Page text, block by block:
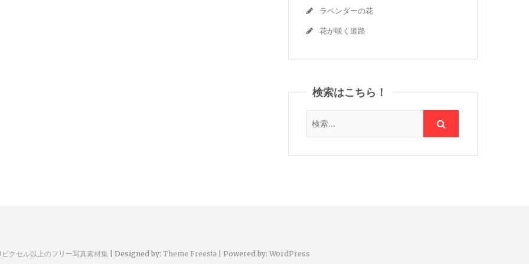
ラベンダーの花
花が咲く道路
検索はこちら！
クセル以上のフリー写真素材集 | Designed by: Theme Freesia| Powered by: WordPress